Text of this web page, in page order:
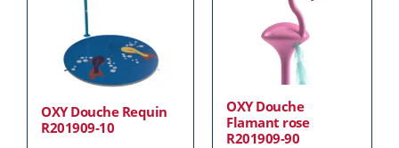
OXY Douche Requin
R201909-10
OXY Douche
Flamant rose
R201909-90